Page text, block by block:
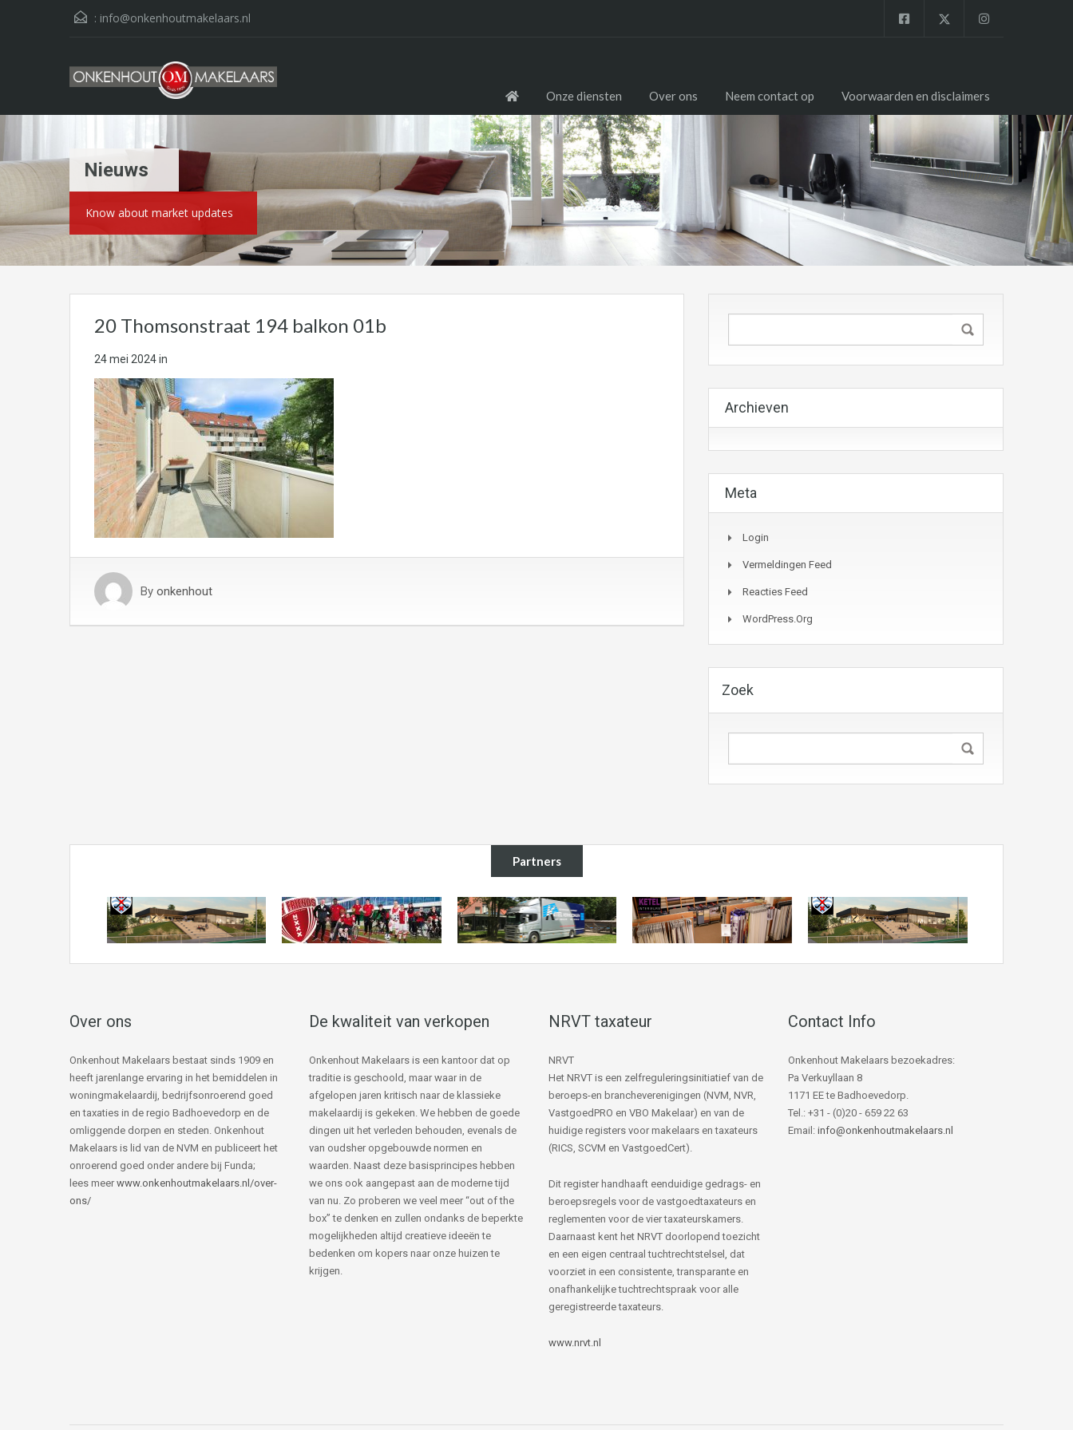
: info@onkenhoutmakelaars.nl
Onze diensten Over ons Neem contact op Voorwaarden en disclaimers
Nieuws
Know about market updates
20 Thomsonstraat 194 balkon 01b
24 mei 2024in
By onkenhout
Archieven
Meta
Login
Vermeldingen Feed
Reacties Feed
WordPress.org
Zoek
Partners
Over ons
Onkenhout Makelaars bestaat sinds 1909 en
heeft jarenlange ervaring in het bemiddelen in
woningmakelaardij, bedrijfsonroerend goed
en taxaties in de regio Badhoevedorp en de
omliggende dorpen en steden. Onkenhout
Makelaars is lid van de NVM en publiceert het
onroerend goed onder andere bij Funda;
lees meer www.onkenhoutmakelaars.nl/over-
ons/
De kwaliteit van verkopen
Onkenhout Makelaars is een kantoor dat op
traditie is geschoold, maar waar in de
afgelopen jaren kritisch naar de klassieke
makelaardij is gekeken. We hebben de goede
dingen uit het verleden behouden, evenals de
van oudsher opgebouwde normen en
waarden. Naast deze basisprincipes hebben
we ons ook aangepast aan de moderne tijd
van nu. Zo proberen we veel meer “out of the
box” te denken en zullen ondanks de beperkte
mogelijkheden altijd creatieve ideeën te
bedenken om kopers naar onze huizen te
krijgen.
NRVT taxateur
NRVT
Het NRVT is een zelfreguleringsinitiatief van de
beroeps-en brancheverenigingen (NVM, NVR,
VastgoedPRO en VBO Makelaar) en van de
huidige registers voor makelaars en taxateurs
(RICS, SCVM en VastgoedCert).
Dit register handhaaft eenduidige gedrags- en
beroepsregels voor de vastgoedtaxateurs en
reglementen voor de vier taxateurskamers.
Daarnaast kent het NRVT doorlopend toezicht
en een eigen centraal tuchtrechtstelsel, dat
voorziet in een consistente, transparante en
onafhankelijke tuchtrechtspraak voor alle
geregistreerde taxateurs.
www.nrvt.nl
Contact Info
Onkenhout Makelaars bezoekadres:
Pa Verkuyllaan 8
1171 EE te Badhoevedorp.
Tel.: +31 - (0)20 - 659 22 63
Email: info@onkenhoutmakelaars.nl